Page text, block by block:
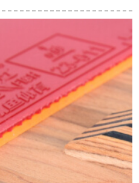
の器を訓練してか
視防止の室内のおも
ちゃんの家庭用【ス
タレンレス】大きな
口のサーの高さは家
族の金を調節するこ
とです。